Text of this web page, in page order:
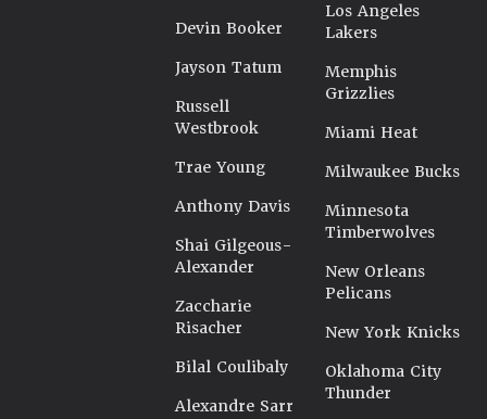
Devin Booker
Jayson Tatum
Russell
Westbrook
Trae Young
Anthony Davis
Shai Gilgeous-
Alexander
Zaccharie
Risacher
Bilal Coulibaly
Alexandre Sarr
Los Angeles
Lakers
Memphis
Grizzlies
Miami Heat
Milwaukee Bucks
Minnesota
Timberwolves
New Orleans
Pelicans
New York Knicks
Oklahoma City
Thunder